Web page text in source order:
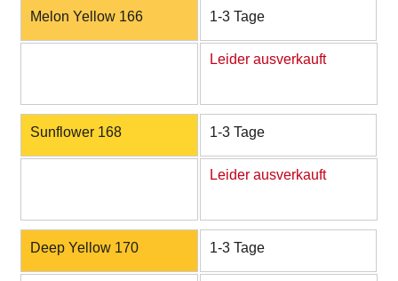
Melon Yellow 166 1-3 Tage
Leider ausverkauft
Sunflower 168 1-3 Tage
Leider ausverkauft
Deep Yellow 170 1-3 Tage